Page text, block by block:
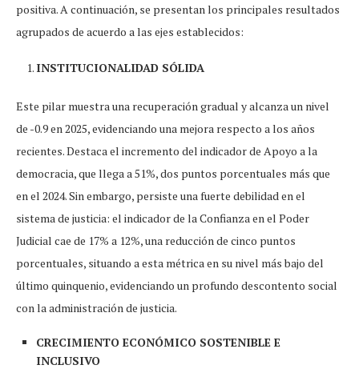
positiva. A continuación, se presentan los principales resultados
agrupados de acuerdo a las ejes establecidos:
INSTITUCIONALIDAD SÓLIDA
Este pilar muestra una recuperación gradual y alcanza un nivel
de -0.9 en 2025, evidenciando una mejora respecto a los años
recientes. Destaca el incremento del indicador de Apoyo a la
democracia, que llega a 51%, dos puntos porcentuales más que
en el 2024. Sin embargo, persiste una fuerte debilidad en el
sistema de justicia: el indicador de la Confianza en el Poder
Judicial cae de 17% a 12%, una reducción de cinco puntos
porcentuales, situando a esta métrica en su nivel más bajo del
último quinquenio, evidenciando un profundo descontento social
con la administración de justicia.
CRECIMIENTO ECONÓMICO SOSTENIBLE E
INCLUSIVO